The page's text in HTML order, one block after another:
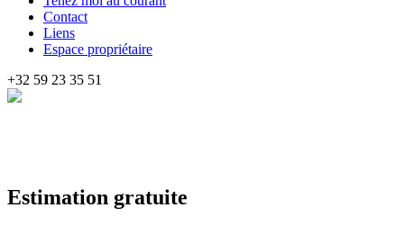
Contact
Liens
Espace propriétaire
+32 59 23 35 51
Estimation gratuite